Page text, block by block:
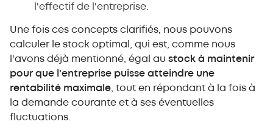
l'effectif de l'entreprise.
Une fois ces concepts clarifiés, nous pouvons
calculer le stock optimal, qui est, comme nous
l'avons déjà mentionné, égal au stock à maintenir
pour que l'entreprise puisse atteindre une
rentabilité maximale, tout en répondant à la fois à
la demande courante et à ses éventuelles
fluctuations.